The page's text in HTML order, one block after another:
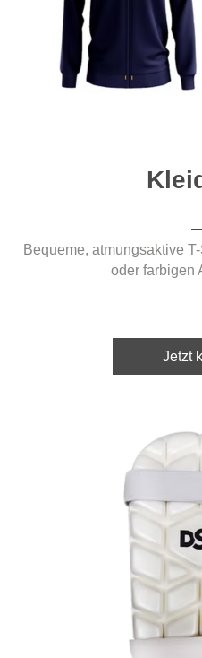
Bequeme, atmungsaktive
oder farbigen
Jetzt